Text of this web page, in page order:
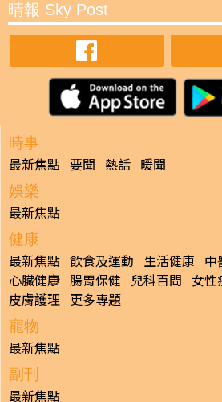
晴報 Sky Post
時事
最新焦點 要聞 熱話 暖聞
娛樂
最新焦點
健康
最新焦點 飲食及運動 生活健康 中
心臟健康 腸胃保健 兒科百問 女性
皮膚護理 更多專題
寵物
最新焦點
副刊
最新焦點